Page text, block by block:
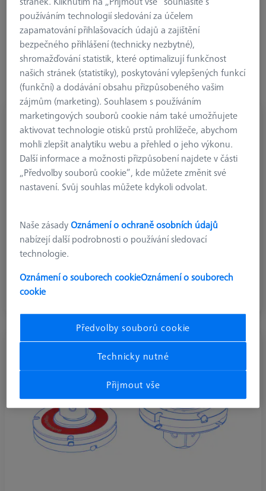
rychlostí skenování. Tento výkon samozřejmě klade zvláštní
nároky i na použité příslušenství. Senzor VAST (nebo VAST
gold) a upínací talířek tvoří technický celek. Pokročilých
softwarových a strojních funkcí je dosahováno díky
integrovanému čipu. Nové řídicí systémy, jako je ZEISS C99m,
tyto upínací talířky ZEISS vyžadují.
Upínací talířky VAST/VAST Gold Standard
používáním technologií sledování za účelem
zapamatování přihlašovacích údajů a zajištění
bezpečného přihlášení (technicky nezbytné),
shromažďování statistik, které optimalizují funkčnost
našich stránek (statistiky), poskytování vylepšených funkcí
(funkční) a dodávání obsahu přizpůsobeného vašim
zájmům (marketing). Souhlasem s používáním
marketingových souborů cookie nám také umožňujete
aktivovat technologie otisků prstů prohlížeče, abychom
mohli zlepšit analytiku webu a přehled o jeho výkonu.
Další informace a možnosti přizpůsobení najdete v části
„Předvolby souborů cookie“, kde můžete změnit své
nastavení. Svůj souhlas můžete kdykoli odvolat.
Naše zásadyOznámení o ochraně osobních údajů
nabízejí další podrobnosti o používání sledovací
technologie.
Oznámení o souborech cookieOznámení o souborech
cookie
Předvolby souborů cookie
Technicky nutné
Přijmout vše